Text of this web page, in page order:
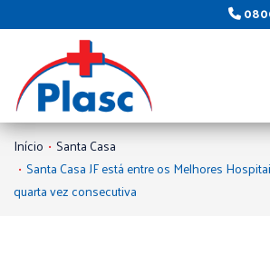
Início Santa Casa
Santa Casa JF está entre os Melhores
quarta vez consecutiva